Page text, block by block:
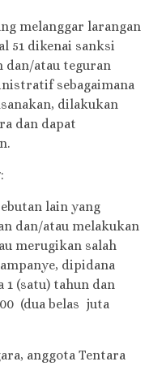
melanggar larangan
51 dikenai sanksi
atau teguran
sebagaimana
dilakukan
dan dapat
lain yang
dan/atau melakukan
merugikan salah
dipidana
1 (satu) tahun dan
(dua belas juta
anggota Tentara